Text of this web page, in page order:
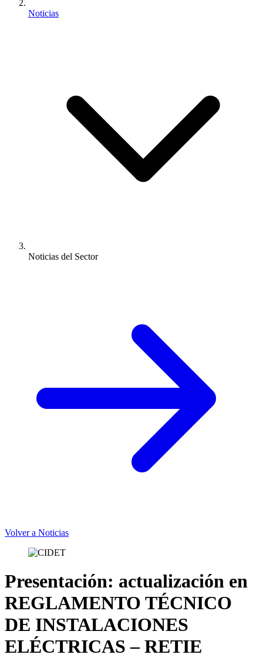
Noticias
Noticias del Sector
Volver a Noticias
Presentación: actualización en
REGLAMENTO TÉCNICO
DE INSTALACIONES
ELÉCTRICAS – RETIE